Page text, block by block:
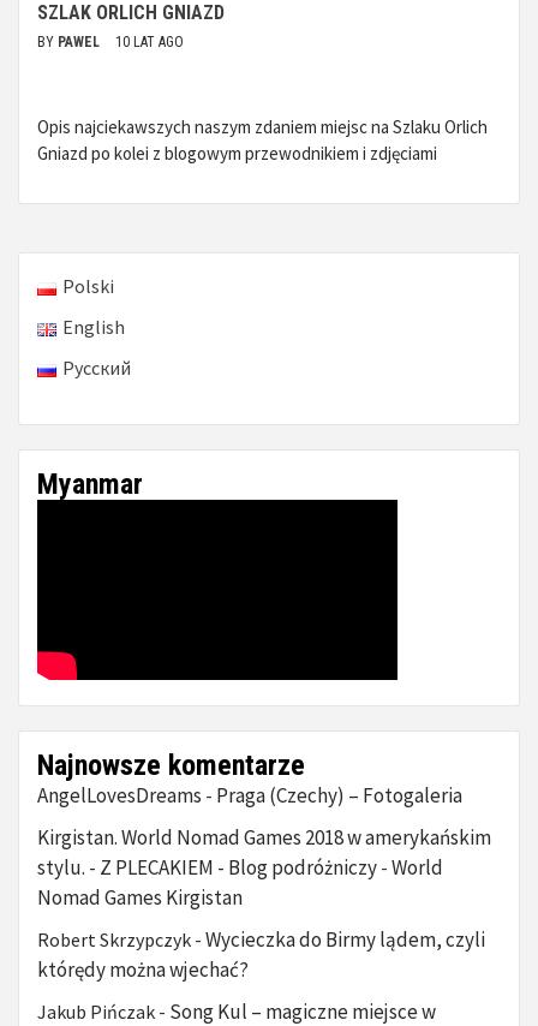
SZLAK ORLICH GNIAZD
BY PAWEL 10 LAT AGO
Opis najciekawszych naszym zdaniem miejsc na Szlaku Orlich
Gniazd po kolei z blogowym przewodnikiem i zdjęciami
Polski
English
Русский
Myanmar
Najnowsze komentarze
AngelLovesDreams - Praga (Czechy) – Fotogaleria
Kirgistan. World Nomad Games 2018 w amerykańskim
stylu. - Z PLECAKIEM - Blog podróżniczy - World
Nomad Games Kirgistan
Robert Skrzypczyk - Wycieczka do Birmy lądem, czyli
którędy można wjechać?
Jakub Pińczak - Song Kul – magiczne miejsce w